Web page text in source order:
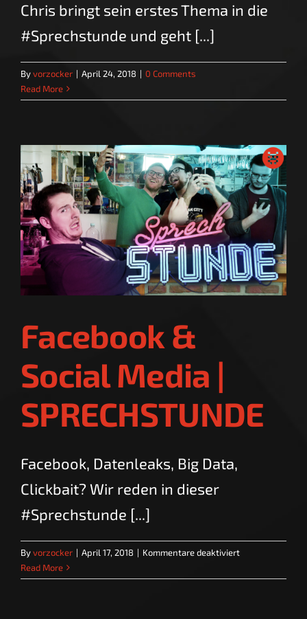
Chris bringt sein erstes Thema in die
#Sprechstunde und geht [...]
Byvorzocker | April 24, 2018 | 0 Comments
Read More
Facebook &
Social Media |
SPRECHSTUNDE
Facebook, Datenleaks, Big Data,
Clickbait? Wir reden in dieser
#Sprechstunde [...]
Byvorzocker | April 17, 2018 | Kommentare deaktiviertfür
&
Read More